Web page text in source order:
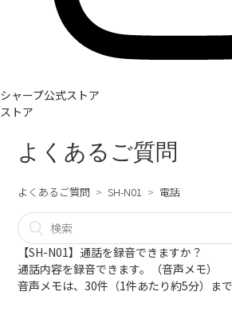
シャープ公式ストア
ストア
よくあるご質問
よくあるご質問 SH-N01 電話
【SH-N01】通話を録音できますか？
通話内容を録音できます。（音声メモ）
音声メモは、30件（1件あたり約5分）まで